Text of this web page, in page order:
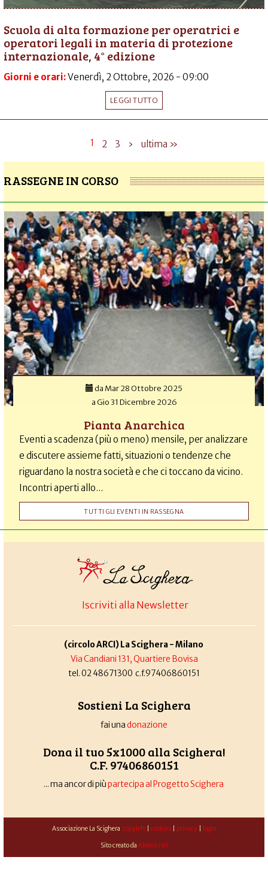
Scuola di alta formazione per operatrici e
operatori legali in materia di protezione
internazionale, 4° edizione
Giorni e orari:Venerdì, 2 Ottobre, 2026 - 09:00
LEGGI TUTTO
1 2 3 › ultima »
RASSEGNE IN CORSO
da Mar 28 Ottobre 2025
aGio 31 Dicembre 2026
Pianta Anarchica
Eventi a scadenza (più o meno) mensile, per analizzare
e discutere assieme fatti, situazioni o tendenze che
riguardano la nostra società e che ci toccano da vicino.
Incontri aperti allo...
TUTTI GLI EVENTI IN RASSEGNA
Iscriviti alla Newsletter
(circolo ARCI) La Scighera - Milano
Via Candiani 131, Quartiere Bovisa
tel. 02 48671300 c.f.97406860151
Sostieni La Scighera
fai unadonazione
Dona il tuo 5x1000 alla Scighera!
C.F. 97406860151
... ma ancor di piùpartecipa al Progetto Scighera
Associazione La Scighera copyleft| cookies| privacy| login
Sito creato da Alekos.net